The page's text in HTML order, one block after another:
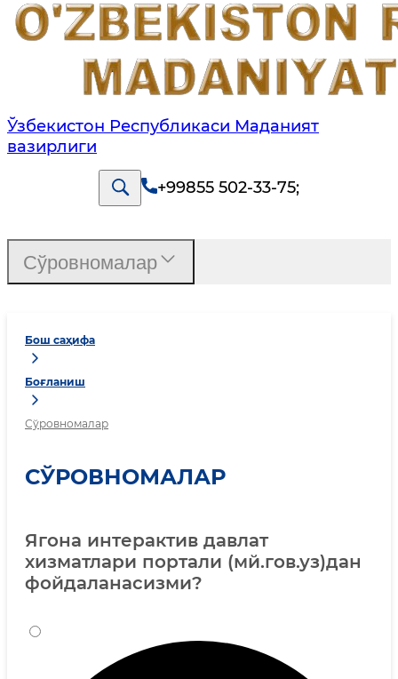
Ўзбекистон Республикаси Маданият
вазирлиги
+99855 502-33-75;
Бош саҳифа
Боғланиш
Сўровномалар
СЎРОВНОМАЛАР
Ягона интерактив давлат
хизматлари портали (мй.гов.уз)дан
фойдаланасизми?
Сўровномалар